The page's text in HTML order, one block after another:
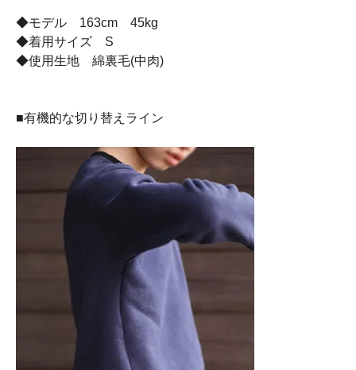
◆モデル 163cm 45kg
◆着用サイズ S
◆使用生地 綿裏毛(中肉)
■有機的な切り替えライン